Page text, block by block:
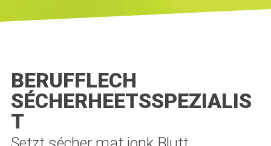
BERUFFLECH
SÉCHERHEETSSPEZIALIS
T